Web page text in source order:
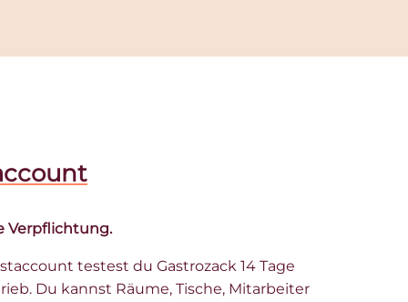
Verpflichtung.
testest du Gastrozack 14 Tage
Du kannst Räume, Tische, Mitarbeiter